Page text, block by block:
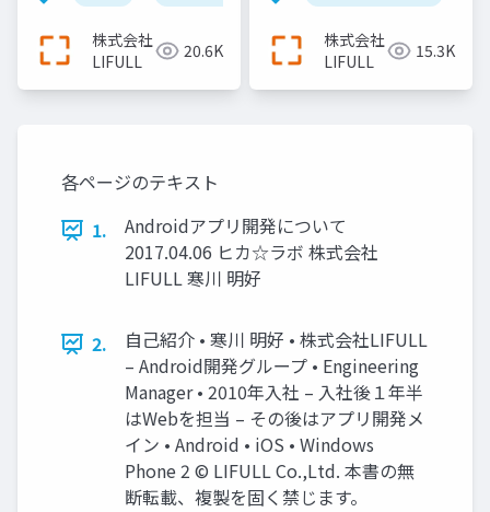
集約、日本最大級の不
動産・住宅情報サイト
『LIFULL HOME'S』を
支え続けるエンジニア
株式会社
LIFULL
20.6K
株式会社
LIFULL
15.3K
各ページのテキスト
1.
Androidアプリ開発について
2017.04.06 ヒカ☆ラボ 株式会社
LIFULL 寒川 明好
2.
自己紹介 • 寒川 明好 • 株式会社LIFULL
– Android開発グループ • Engineering
Manager • 2010年入社 – 入社後１年半
はWebを担当 – その後はアプリ開発メ
イン • Android • iOS • Windows
Phone 2 © LIFULL Co.,Ltd. 本書の無
断転載、複製を固く禁じます。